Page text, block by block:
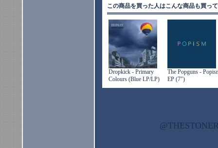
この商品を買った人はこんな商品も買っ
Dropkick - Primary
Colours (Blue LP/LP)
The Popguns -
EP (7")